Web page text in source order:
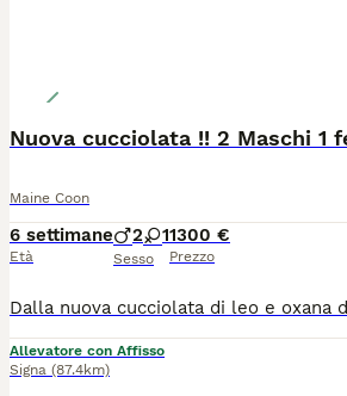
Nuova cucciolata !! 2 Maschi 1
Maine Coon
6 settimane
Età
2 1
Sesso
1300 €
Prezzo
Allevatore con Affisso
Signa (87.4km)